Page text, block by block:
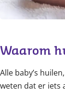
Waarom
Alle baby’s
weten dat er iets